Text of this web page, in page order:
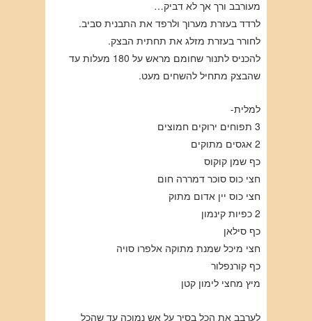
מעורבב ורך אך לא דביק…
לרדד בעזרת מערוך ולרפד את התבנית סביב.
לחורר בעזרת מזלג את תחתית הבצק.
להכניס לתנור שחומם מראש על 180 מעלות עד
שהבצק מתחיל להשחים מעט.
למלית-
3 תפוחים ירוקים חמוצים
2 אגסים מתוקים
כף שמן קוקוס
חצי כוס סוכר דמררה חום
חצי כוס יין אדום מתוק
2 כפיות קינמון
כף סילאן
חצי מיכל שמנת מתוקה אלפרו סויה
כף קורנפלור
מיץ מחצי לימון קטן
לערבב את הכל בסיר על אש נמוכה עד שהכל